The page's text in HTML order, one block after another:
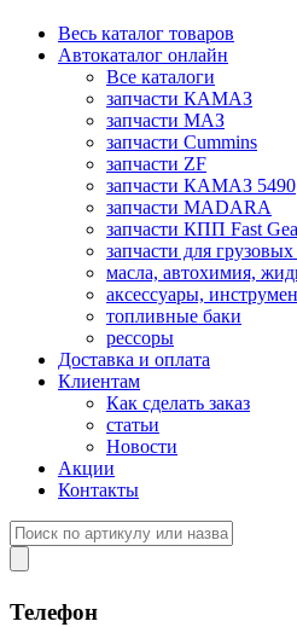
Весь каталог товаров
Автокаталог онлайн
Все каталоги
запчасти КАМАЗ
запчасти МАЗ
запчасти Cummins
запчасти ZF
запчасти КАМАЗ 5490
запчасти MADARA
запчасти КПП Fast
запчасти для
масла, автохимия,
аксессуары,
топливные баки
рессоры
Доставка и оплата
Клиентам
Как сделать заказ
статьи
Новости
Акции
Контакты
Телефон